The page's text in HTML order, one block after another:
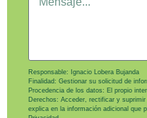
Responsable: Ignacio Lobera Bujanda
Finalidad: Gestionar su solicitud de
Procedencia de los datos: El propio
Derechos: Acceder, rectificar y
explica en la información adicional que